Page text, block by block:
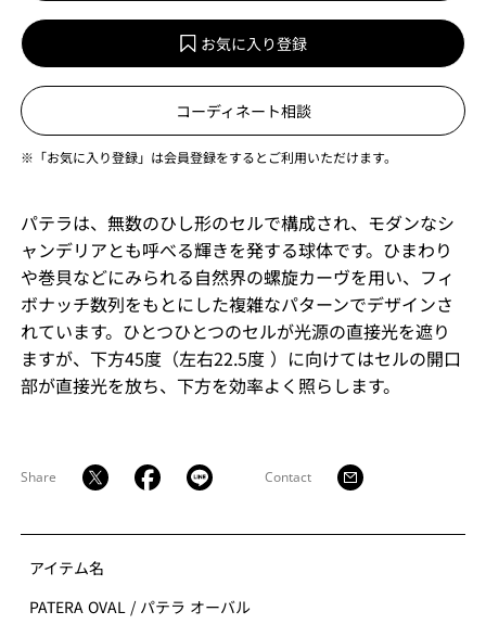
お気に入り登録
コーディネート相談
※「お気に入り登録」は会員登録をするとご利用いただけます。
パテラは、無数のひし形のセルで構成され、モダンなシ
ャンデリアとも呼べる輝きを発する球体です。ひまわり
や巻貝などにみられる自然界の螺旋カーヴを用い、フィ
ボナッチ数列をもとにした複雑なパターンでデザインさ
れています。ひとつひとつのセルが光源の直接光を遮り
ますが、下方45度（左右22.5度 ）に向けてはセルの開口
部が直接光を放ち、下方を効率よく照らします。
Share Contact
アイテム名
PATERA OVAL / パテラ オーバル